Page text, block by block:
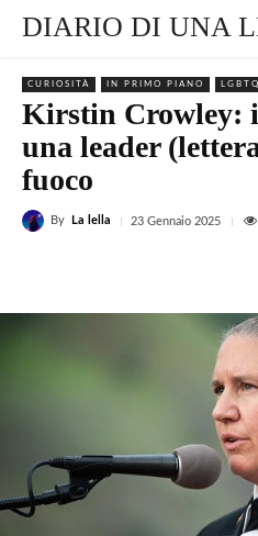
DIARIO DI UNA
CURIOSITÀ IN PRIMO PIANO
Kirstin Crowley:
una leader
fuoco
By La lella 23 Gennaio 2025